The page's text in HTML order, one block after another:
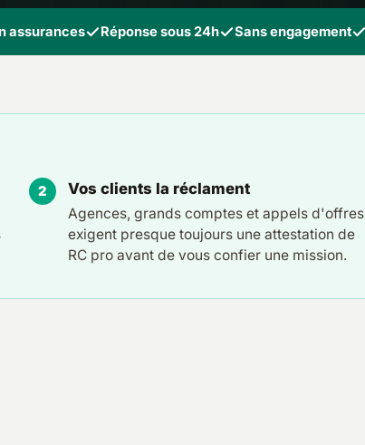
assurances Réponse sous 24h Sans engagement
Vos clients la réclament
Agences, grands comptes et appels d'offres
exigent presque toujours une attestation de
RC pro avant de vous confier une mission.